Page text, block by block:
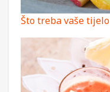
Što treba vaše tijelo